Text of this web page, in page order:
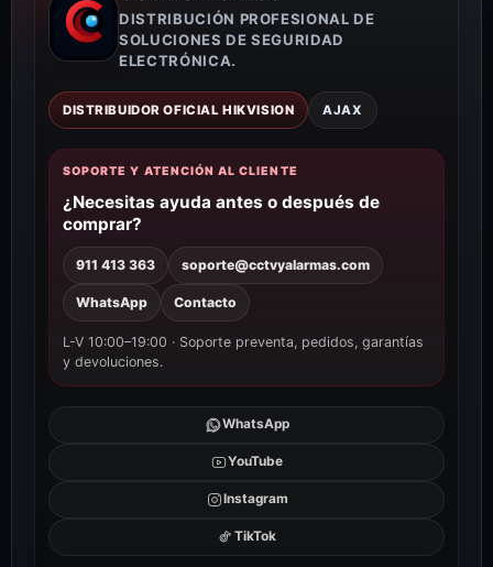
DISTRIBUCIÓN PROFESIONAL DE
SOLUCIONES DE SEGURIDAD
ELECTRÓNICA.
DISTRIBUIDOR OFICIAL HIKVISION AJAX
SOPORTE Y ATENCIÓN AL CLIENTE
¿Necesitas ayuda antes o después de
comprar?
911 413 363 soporte@cctvyalarmas.com
WhatsApp Contacto
L-V 10:00–19:00 · Soporte preventa, pedidos, garantías
y devoluciones.
WhatsApp
YouTube
Instagram
TikTok